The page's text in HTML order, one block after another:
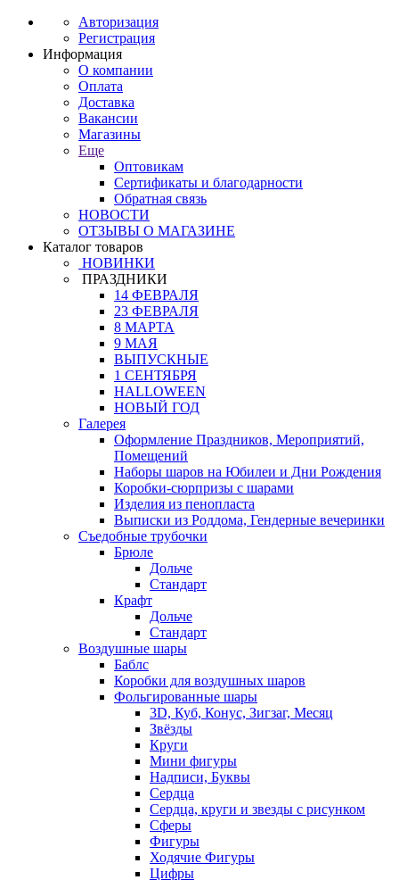
Авторизация
Регистрация
Информация
О компании
Оплата
Доставка
Вакансии
Магазины
Еще
Оптовикам
Сертификаты и благодарности
Обратная связь
НОВОСТИ
ОТЗЫВЫ О МАГАЗИНЕ
Каталог товаров
НОВИНКИ
ПРАЗДНИКИ
14 ФЕВРАЛЯ
23 ФЕВРАЛЯ
8 МАРТА
9 МАЯ
ВЫПУСКНЫЕ
1 СЕНТЯБРЯ
HALLOWEEN
НОВЫЙ ГОД
Галерея
Оформление Праздников, Мероприятий,
Помещений
Наборы шаров на Юбилеи и Дни Рождения
Коробки-сюрпризы с шарами
Изделия из пенопласта
Выписки из Роддома, Гендерные вечеринки
Съедобные трубочки
Брюле
Дольче
Стандарт
Крафт
Дольче
Стандарт
Воздушные шары
Баблс
Коробки для воздушных шаров
Фольгированные шары
3D, Куб, Конус, Зигзаг, Месяц
Звёзды
Круги
Мини фигуры
Надписи, Буквы
Сердца
Сердца, круги и звезды с рисунком
Сферы
Фигуры
Ходячие Фигуры
Цифры